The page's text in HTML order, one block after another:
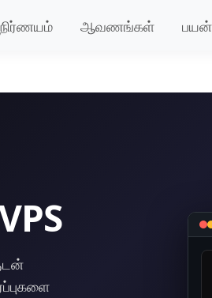
ஆவணங்கள்